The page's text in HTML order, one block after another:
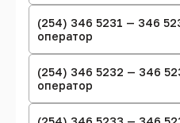
(254) 346 5231 — 346
оператор
(254) 346 5232 — 346
оператор